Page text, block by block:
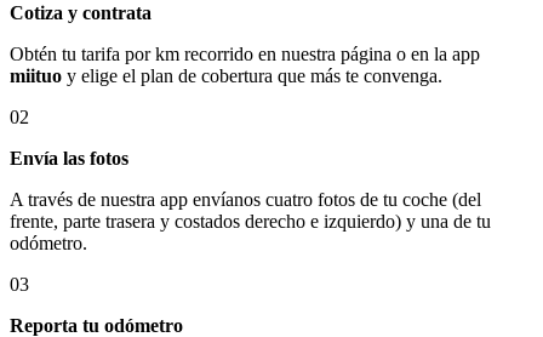
Cotiza y contrata
Obtén tu tarifa por km recorrido en nuestra página o en la app
miituo y elige el plan de cobertura que más te convenga.
02
Envía las fotos
A través de nuestra app envíanos cuatro fotos de tu coche (del
frente, parte trasera y costados derecho e izquierdo) y una de tu
odómetro.
03
Reporta tu odómetro